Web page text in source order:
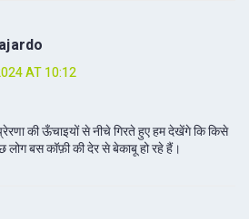
AT 10:12
की ऊँचाइयों से नीचे गिरते हुए हम देखेंगे कि किसे
बस कॉफ़ी की देर से बेकाबू हो रहे हैं।